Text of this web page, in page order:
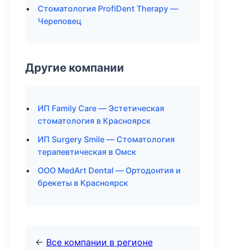
Стоматология ProfiDent Therapy —
Череповец
Другие компании
ИП Family Care — Эстетическая
стоматология в Красноярск
ИП Surgery Smile — Стоматология
терапевтическая в Омск
ООО MedArt Dental — Ортодонтия и
брекеты в Красноярск
← Все компании в регионе